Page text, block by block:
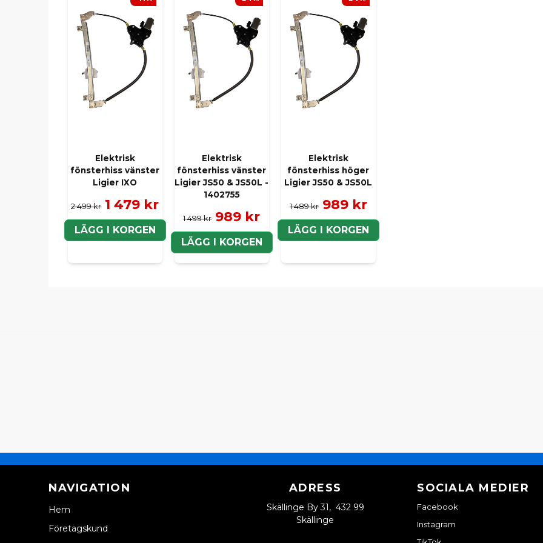
Elektrisk
fönsterhiss vänster
Ligier IXO
2 499 kr 1 479 kr
LÄGG I KORGEN
Elektrisk
fönsterhiss vänster
Ligier JS50 & JS50L -
1402755
1 499 kr 989 kr
LÄGG I KORGEN
Elektrisk
fönsterhiss höger
Ligier JS50 & JS50L
1 489 kr 989 kr
LÄGG I KORGEN
NAVIGATION
Hem
Företagskund
ADRESS
Skällinge By 31, 432 99
Skällinge
SOCIALA MEDIER
Facebook
Instagram